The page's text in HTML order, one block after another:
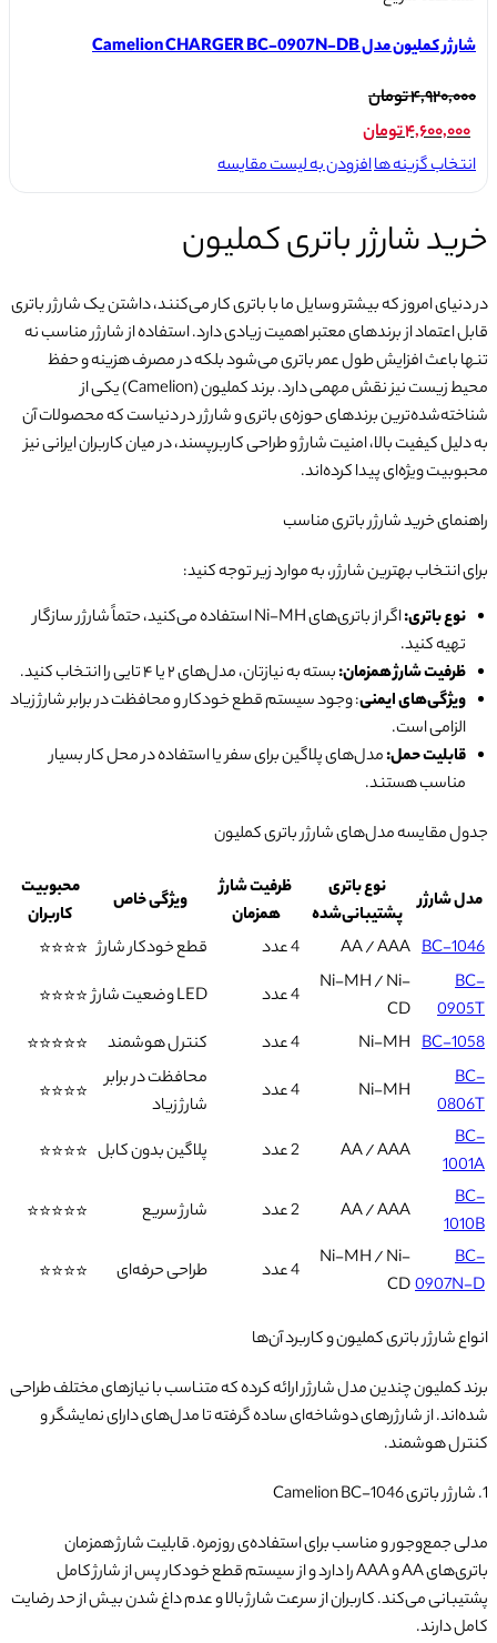
شارژر کملیون مدل Camelion CHARGER BC-0907N-DB
۴,۹۲۰,۰۰۰تومانقیمت
اصلی:
۴,۹۲۰,۰۰۰ تومان
۴,۶۰۰,۰۰۰تومان
قیمت
فعلی:
۴,۶۰۰,۰۰۰ تومان.
انتخاب گزینه هااین
محصول
دارای
انواع
می
باشد.
گزینه
ها
ممکن
است
در
محصول
شوند
افزودن به لیست مقایسه
خرید شارژر باتری کملیون
در دنیای امروز که بیشتر وسایل ما با باتری کار می‌کنند، داشتن یک شارژر باتری
قابل اعتماد از برندهای معتبر اهمیت زیادی دارد. استفاده از شارژر مناسب نه
تنها باعث افزایش طول عمر باتری می‌شود بلکه در مصرف هزینه و حفظ
محیط زیست نیز نقش مهمی دارد. برند کملیون (Camelion) یکی از
شناخته‌شده‌ترین برندهای حوزه‌ی باتری و شارژر در دنیاست که محصولات آن
به دلیل کیفیت بالا، امنیت شارژ و طراحی کاربرپسند، در میان کاربران ایرانی نیز
محبوبیت ویژه‌ای پیدا کرده‌اند.
راهنمای خرید شارژر باتری مناسب
برای انتخاب بهترین شارژر، به موارد زیر توجه کنید:
نوع باتری:
اگر از باتری‌های Ni-MH استفاده می‌کنید، حتماً شارژر سازگار
تهیه کنید.
ظرفیت شارژ همزمان:بسته به نیازتان، مدل‌های ۲ یا ۴ تایی را انتخاب کنید.
ویژگی‌های ایمنی: وجود سیستم قطع خودکار و محافظت در برابر شارژ زیاد
الزامی است.
قابلیت حمل:مدل‌های پلاگین برای سفر یا استفاده در محل کار بسیار
مناسب هستند.
جدول مقایسه مدل‌های شارژر باتری کملیون
مدل شارژر
نوع باتری
پشتیبانی‌شده
ظرفیت شارژ
همزمان
ویژگی خاص
محبوبیت
کاربران
BC-1046
AA / AAA 4 عدد قطع خودکار شارژ ⭐⭐⭐⭐
BC-
0905T
Ni-MH / Ni-
CD
4 عدد LED وضعیت شارژ
⭐⭐⭐⭐
BC-1058
Ni-MH 4 عدد کنترل هوشمند
⭐⭐⭐⭐⭐
BC-
0806T
Ni-MH 4 عدد
محافظت در برابر
شارژ زیاد
⭐⭐⭐⭐
BC-
1001A
AA / AAA 2 عدد پلاگین بدون کابل ⭐⭐⭐⭐
BC-
1010B
AA / AAA 2 عدد شارژ سریع
⭐⭐⭐⭐⭐
BC-
0907N-D
Ni-MH / Ni-
CD
4 عدد طراحی حرفه‌ای ⭐⭐⭐⭐
انواع شارژر باتری کملیون و کاربرد آن‌ها
برند کملیون چندین مدل شارژر ارائه کرده که متناسب با نیازهای مختلف طراحی
شده‌اند. از شارژرهای دوشاخه‌ای ساده گرفته تا مدل‌های دارای نمایشگر و
کنترل هوشمند.
1. شارژر باتری Camelion BC-1046
مدلی جمع‌وجور و مناسب برای استفاده‌ی روزمره. قابلیت شارژ همزمان
باتری‌های AA و AAA را دارد و از سیستم قطع خودکار پس از شارژ کامل
پشتیبانی می‌کند. کاربران از سرعت شارژ بالا و عدم داغ شدن بیش از حد رضایت
کامل دارند.